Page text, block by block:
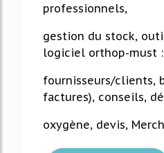
professionnels,
gestion du stock,
logiciel orthop-must :
fournisseurs/clients,
factures), conseils,
oxygène, devis,